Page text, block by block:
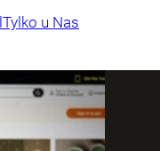
Tylko u Nas